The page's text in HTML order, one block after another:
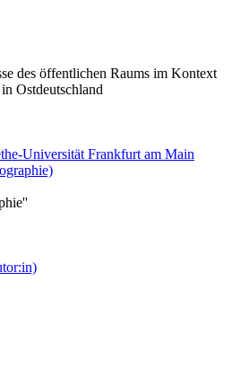
des öffentlichen Raums im Kontext
Ostdeutschland
Universität Frankfurt am Main